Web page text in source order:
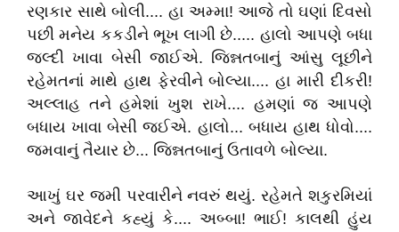
રણકાર સાથે બોલી.... હા અમ્મા! આજે તો ઘણાં દિવસો
પછી મનેય કકડીને ભૂખ લાગી છે..... હાલો આપણે બધા
જલ્દી ખાવા બેસી જાઈએ. જિન્નતબાનું આંસુ લૂછીને
રહેમતનાં માથે હાથ ફેરવીને બોલ્યા.... હા મારી દીકરી!
અલ્લાહ તને હમેશાં ખુશ રાખે.... હમણાં જ આપણે
બધાય ખાવા બેસી જઈએ. હાલો... બધાય હાથ ધોવો....
જમવાનું તૈયાર છે... જિન્નતબાનું ઉતાવળે બોલ્યા.
આખું ઘર જમી પરવારીને નવરું થયું. રહેમતે શકુરમિયાં
અને જાવેદને કહ્યું કે.... અબ્બા! ભાઈ! કાલથી હુંય